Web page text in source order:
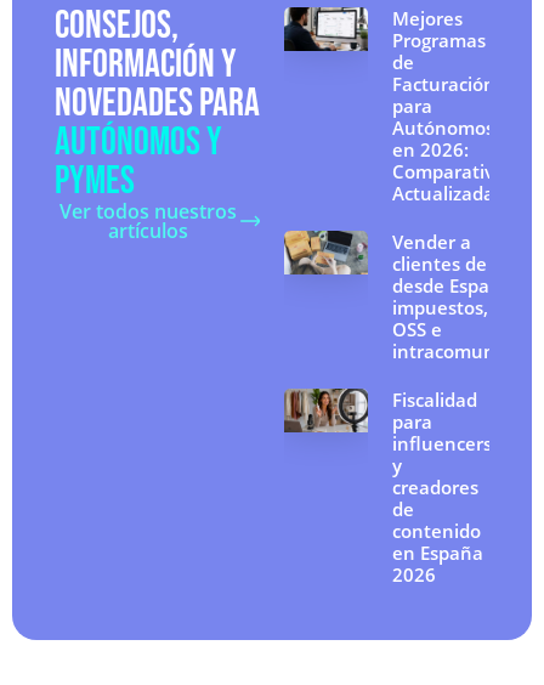
CONSEJOS,
INFORMACIÓN Y
NOVEDADES PARA
AUTÓNOMOS Y
PYMES
Ver todos nuestros
artículos
Mejores
Programas
de
Facturación
para
Autónomos
en 2026:
Comparativa
Actualizada
Vender a
clientes de la UE
desde España:
impuestos, IVA
OSS e
intracomunitario
Fiscalidad
para
influencers
y
creadores
de
contenido
en España
2026